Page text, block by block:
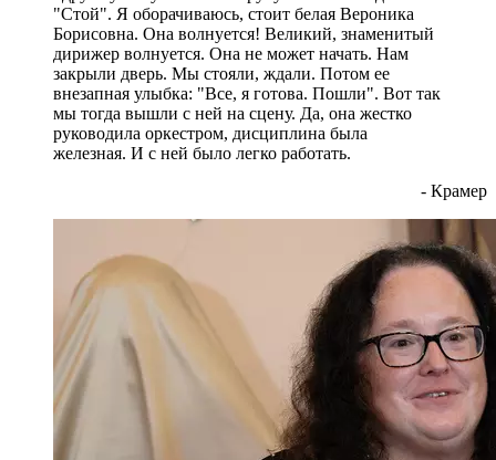
"Стой". Я оборачиваюсь, стоит белая Вероника
Борисовна. Она волнуется! Великий, знаменитый
дирижер волнуется. Она не может начать. Нам
закрыли дверь. Мы стояли, ждали. Потом ее
внезапная улыбка: "Все, я готова. Пошли". Вот так
мы тогда вышли с ней на сцену. Да, она жестко
руководила оркестром, дисциплина была
железная. И с ней было легко работать.
- Крамер